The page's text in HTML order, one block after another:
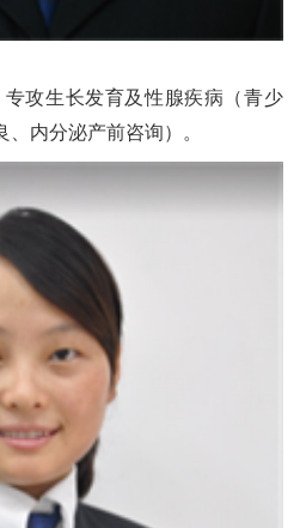
专攻生长发育及性腺疾病（青少
内分泌产前咨询）。